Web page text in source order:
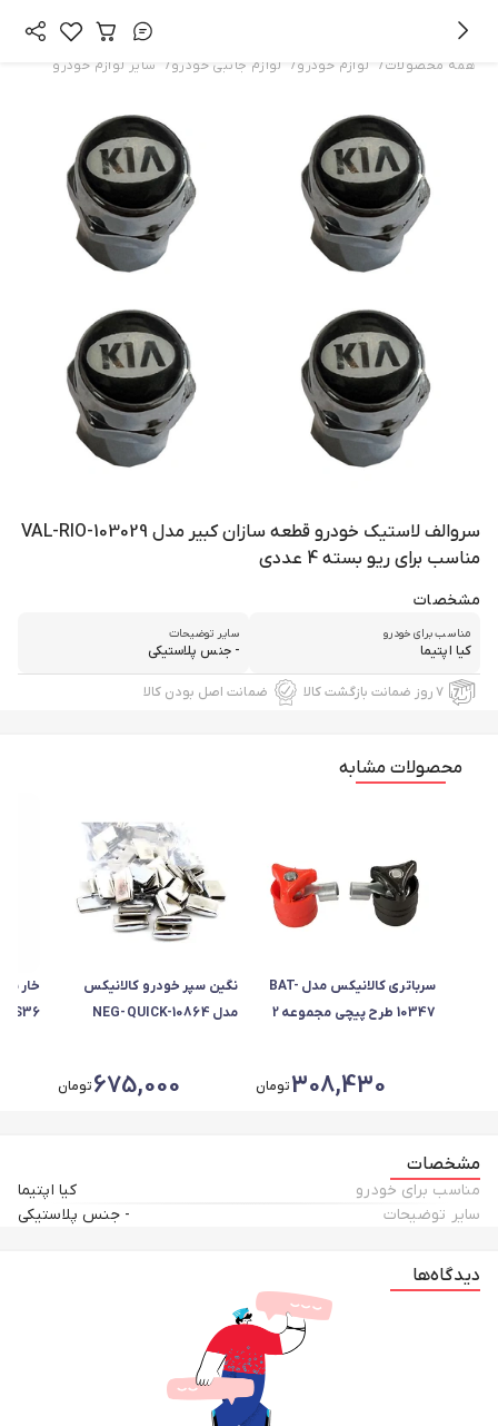
همه محصولات/ لوازم خودرو/ لوازم جانبی خودرو/ سایر لوازم خودرو
سروالف لاستیک خودرو قطعه سازان کبیر مدل VAL-RIO-103029
مناسب برای ریو بسته 4 عددی
مشخصات
مناسب برای خودرو
کیا اپتیما
سایر توضیحات
- جنس پلاستیکی
۷ روز ضمانت بازگشت کالا ضمانت اصل بودن کالا
محصولات مشابه
سرباتری کالانیکس مدل BAT-
10347 طرح پیچی مجموعه 2
308,430تومان
نگین سپر خودرو کالانیکس
مدل NEG-QUICK-10864
675,000تومان
خار
مشخصات
مناسب برای خودرو
کیا اپتیما
سایر توضیحات
- جنس پلاستیکی
دیدگاه‌ها